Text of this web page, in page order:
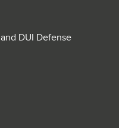
DUI Defense